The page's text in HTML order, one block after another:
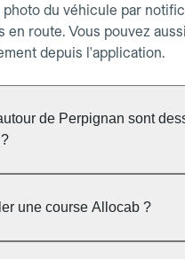
du véhicule par
en route. Vous pouvez
depuis l'application.
de Perpignan sont
: Perpignan, Bompas,
les trajets de nuit (entre
une course Allocab ?